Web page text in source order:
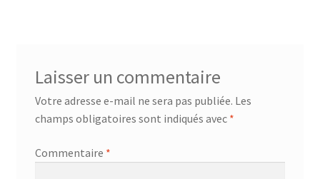
Laisser un commentaire
Votre adresse e-mail ne sera pas publiée. Les
champs obligatoires sont indiqués avec *
Commentaire *